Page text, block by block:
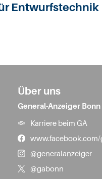
Entwurfstechnik
Über uns
General-Anzeiger Bonn
Karriere beim GA
@generalanzeiger
@gabonn